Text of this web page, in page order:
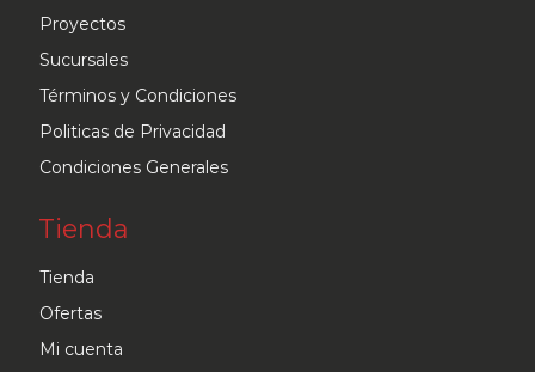
Proyectos
Sucursales
Términos y Condiciones
Politicas de Privacidad
Condiciones Generales
Tienda
Tienda
Ofertas
Mi cuenta